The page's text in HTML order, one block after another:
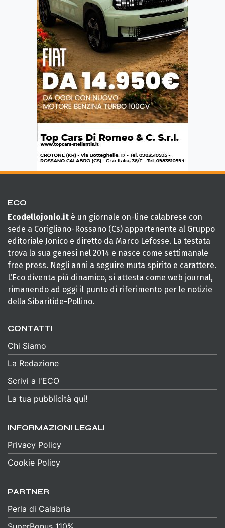
ECO
Ecodellojonio.it è un giornale on-line calabrese con
sede a Corigliano-Rossano (Cs) appartenente al Gruppo
editoriale Jonico e diretto da Marco Lefosse. La testata
trova la sua genesi nel 2014 e nasce come settimanale
free press. Negli anni a seguire muta spirito e carattere.
L’Eco diventa più dinamico, si attesta come web journal,
rimanendo ad oggi il punto di riferimento per le notizie
della Sibaritide-Pollino.
CONTATTI
Chi Siamo
La Redazione
Scrivi a l'ECO
La tua pubblicità qui!
INFORMAZIONI LEGALI
Privacy Policy
Cookie Policy
PARTNER
Perla di Calabria